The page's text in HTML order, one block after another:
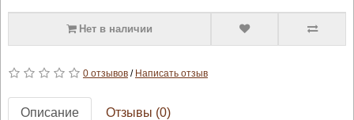
Нет в наличии
0 отзывов/ Написать отзыв
Описание Отзывы (0)